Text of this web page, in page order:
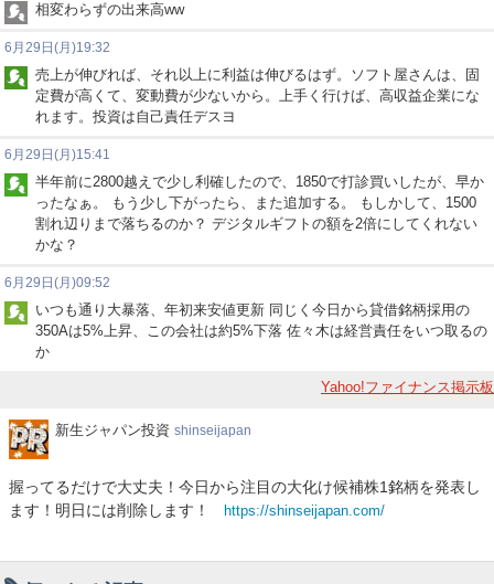
相変わらずの出来高ww
6月29日(月)19:32
売上が伸びれば、それ以上に利益は伸びるはず。ソフト屋さんは、固
定費が高くて、変動費が少ないから。上手く行けば、高収益企業にな
れます。投資は自己責任デスヨ
6月29日(月)15:41
半年前に2800越えで少し利確したので、1850で打診買いしたが、早か
ったなぁ。 もう少し下がったら、また追加する。 もしかして、1500
割れ辺りまで落ちるのか？ デジタルギフトの額を2倍にしてくれない
かな？
6月29日(月)09:52
いつも通り大暴落、年初来安値更新 同じく今日から貸借銘柄採用の
350Aは5%上昇、この会社は約5%下落 佐々木は経営責任をいつ取るの
か
Yahoo!ファイナンス掲示板
新
ャ
パ
新生ジャパン投資 shinseijapan
握ってるだけで大丈夫！今日から注目の大化け候補株1銘柄を発表し
ます！明日には削除します！
https://shinseijapan.com/